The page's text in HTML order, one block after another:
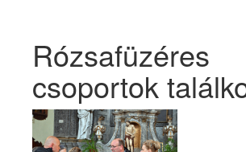
Rózsafüzéres
csoportok